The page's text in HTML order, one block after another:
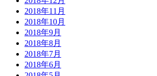
2018年11月
2018年10月
2018年9月
2018年8月
2018年7月
2018年6月